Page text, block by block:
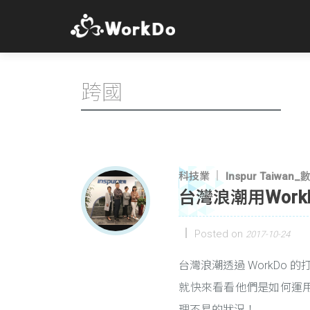
跨國
科技業 Inspur Taiwan_
台灣浪潮用
Posted on 2017-10-24
台灣浪潮透過 WorkDo 的
就快來看看他們是如何運